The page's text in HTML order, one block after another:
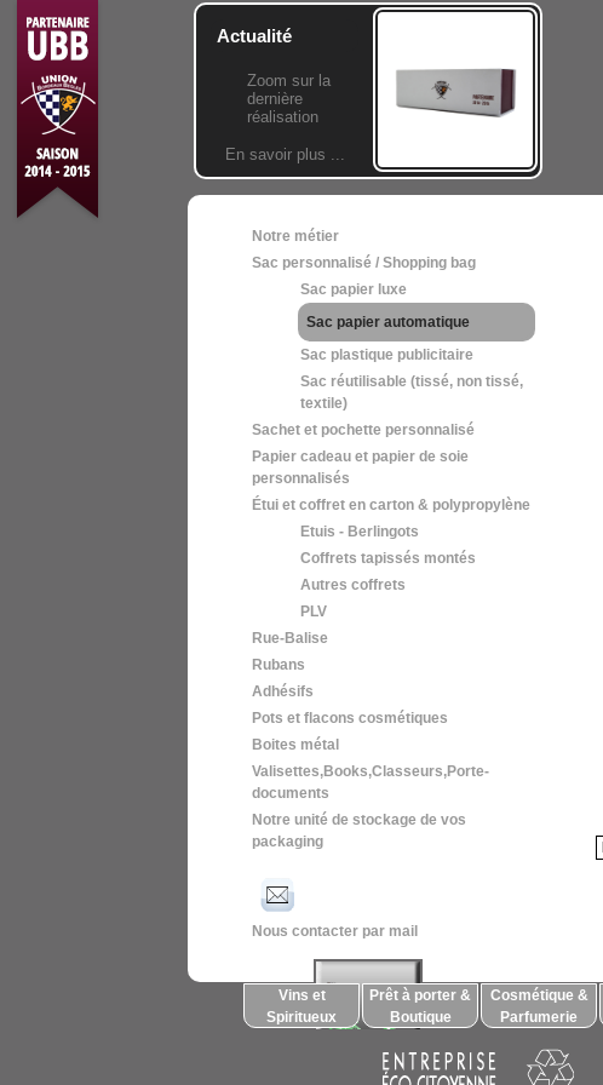
Actualité
Zoom sur la
dernière
réalisation
En savoir plus ...
Notre métier
Sac personnalisé / Shopping bag
Sac papier luxe
Sac papier automatique
Sac plastique publicitaire
Sac réutilisable (tissé, non tissé,
textile)
Sachet et pochette personnalisé
Papier cadeau et papier de soie
personnalisés
Étui et coffret en carton & polypropylène
Etuis - Berlingots
Coffrets tapissés montés
Autres coffrets
PLV
Rue-Balise
Rubans
Adhésifs
Pots et flacons cosmétiques
Boites métal
Valisettes,Books,Classeurs,Porte-
documents
Notre unité de stockage de vos
packaging
Nous contacter par mail
Vins et
Spiritueux
Prêt à porter &
Boutique
Cosmétique &
Parfumerie